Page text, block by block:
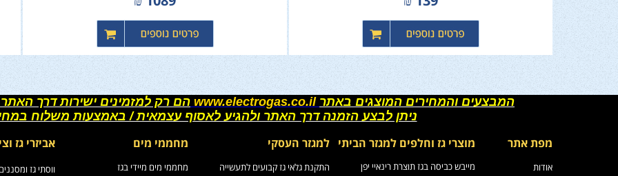
המבצעים והמחירים המוצגים באתר www.electrogas.co.il הם רק למזמינים ישירות דרך
ניתן לבצע הזמנה דרך האתר ולהגיע לאסוף עצמאית / באמצעות משלוח
מפת אתר מוצרי גז וחלפים למגזר הביתי למגזר העסקי מחממי מים אביזרי גז
אודות
מייבש כביסה בגז תוצרת רינאיי יפן
התקנת גלאי גז קבועים לתעשייה
מחממי מים מיידי בגז
ווסתי גז